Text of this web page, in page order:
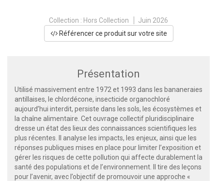
Collection : Hors Collection
Juin 2026
Référencer ce produit sur votre site
Présentation
Utilisé massivement entre 1972 et 1993 dans les bananeraies
antillaises, le chlordécone, insecticide organochloré
aujourd’hui interdit, persiste dans les sols, les écosystèmes et
la chaîne alimentaire. Cet ouvrage collectif pluridisciplinaire
dresse un état des lieux des connaissances scientifiques les
plus récentes. Il analyse les impacts, les enjeux, ainsi que les
réponses publiques mises en place pour limiter l’exposition et
gérer les risques de cette pollution qui affecte durablement la
santé des populations et de l’environnement. Il tire des leçons
pour l’avenir, avec l’objectif de promouvoir une approche «